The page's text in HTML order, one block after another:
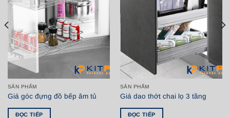
SẢN PHẨM
Giá góc đựng đồ bếp âm tủ
ĐỌC TIẾP
SẢN PHẨM
Giá dao thớt chai lọ 3 tầng
ĐỌC TIẾP